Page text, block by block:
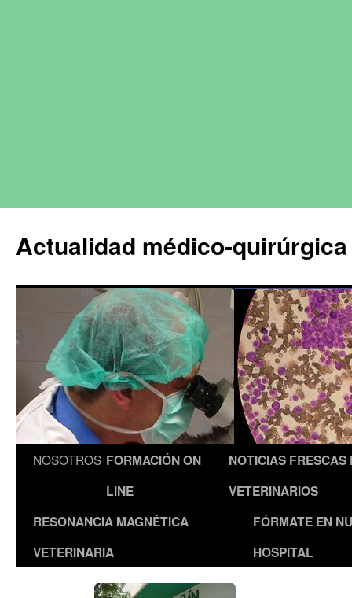
Actualidad médico-
NOSOTROS FORMACIÓN ON
LINE
NOTICIAS FRESCAS
VETERINARIOS
RESONANCIA MAGNÉTICA
VETERINARIA
FÓRMATE EN
HOSPITAL